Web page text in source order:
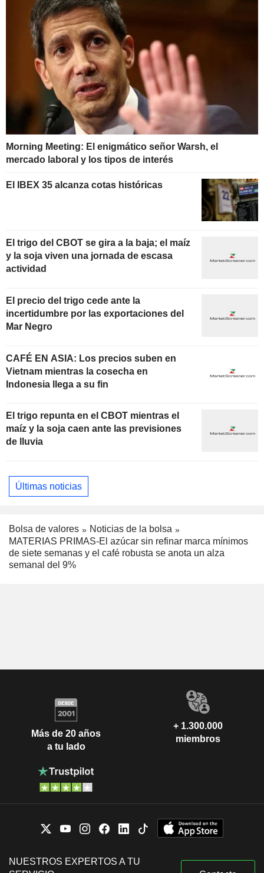
Morning Meeting: El enigmático señor Warsh, el
mercado laboral y los tipos de interés
El IBEX 35 alcanza cotas históricas
El trigo del CBOT se gira a la baja; el maíz
y la soja viven una jornada de escasa
actividad
El precio del trigo cede ante la
incertidumbre por las exportaciones del
Mar Negro
CAFÉ EN ASIA: Los precios suben en
Vietnam mientras la cosecha en
Indonesia llega a su fin
El trigo repunta en el CBOT mientras el
maíz y la soja caen ante las previsiones
de lluvia
Últimas noticias
Bolsa de valores
Noticias de la bolsa
MATERIAS PRIMAS-El azúcar sin refinar marca mínimos
de siete semanas y el café robusta se anota un alza
semanal del 9%
Más de 20 años
a tu lado
+ 1.300.000
miembros
NUESTROS EXPERTOS A TU